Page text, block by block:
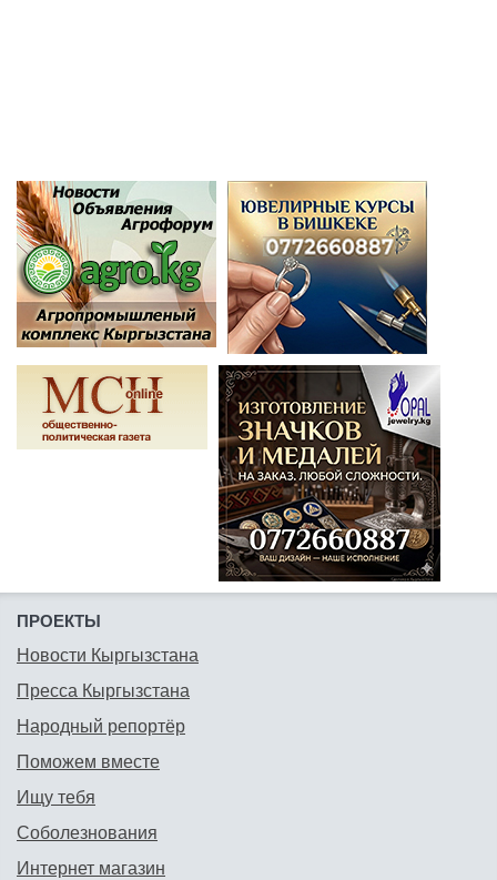
ПРОЕКТЫ
Новости Кыргызстана
Пресса Кыргызстана
Народный репортёр
Поможем вместе
Ищу тебя
Соболезнования
Интернет магазин